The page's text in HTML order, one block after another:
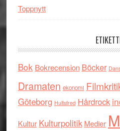
Toppnytt
Bok Bokrecension Böcker
Dramaten ekonomi
Göteborg Hultsfred Hårdrock
Kultur Kulturpolitik Medier